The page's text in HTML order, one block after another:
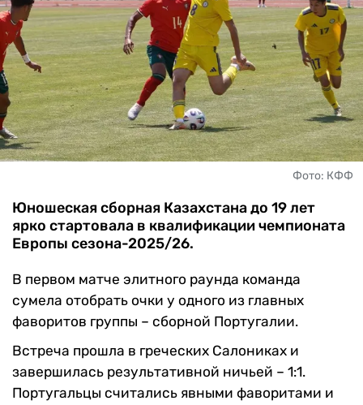
ВЕЛОСПОРТ
ЧМ-2026
ДРУГИЕ
БУКМЕКЕРЫ
Фото: КФФ
Юношеская сборная Казахстана до 19 лет
ярко стартовала в квалификации чемпионата
Европы сезона-2025/26.
В первом матче элитного раунда команда
сумела отобрать очки у одного из главных
фаворитов группы – сборной Португалии.
Встреча прошла в греческих Салониках и
завершилась результативной ничьей – 1:1.
Португальцы считались явными фаворитами и